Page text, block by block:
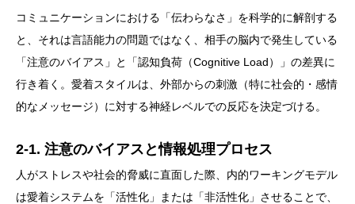
コミュニケーションにおける「伝わらなさ」を科学的に解剖する
と、それは言語能力の問題ではなく、相手の脳内で発生している
「注意のバイアス」と「認知負荷（Cognitive Load）」の差異に
行き着く。愛着スタイルは、外部からの刺激（特に社会的・感情
的なメッセージ）に対する神経レベルでの反応を決定づける。
2-1. 注意のバイアスと情報処理プロセス
人がストレスや社会的脅威に直面した際、内的ワーキングモデル
は愛着システムを「活性化」または「非活性化」させることで、